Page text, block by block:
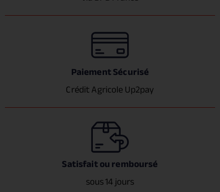
Paiement Sécurisé
Crédit Agricole Up2pay
Satisfait ou remboursé
sous 14 jours